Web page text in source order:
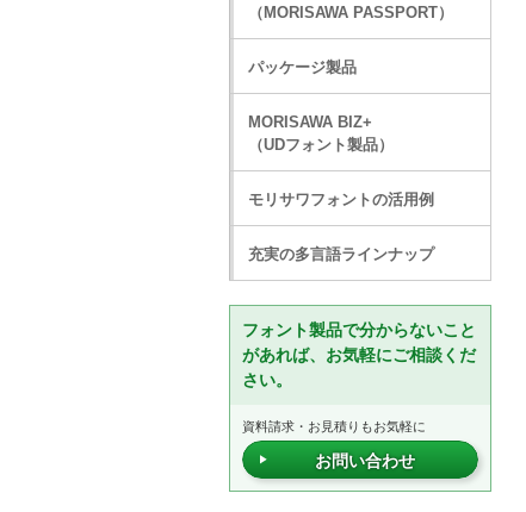
（MORISAWA PASSPORT）
パッケージ製品
MORISAWA BIZ+
（UDフォント製品）
モリサワフォントの活用例
充実の多言語ラインナップ
フォント製品で分からないこと
があれば、お気軽にご相談くだ
さい。
資料請求・お見積りもお気軽に
お問い合わせ